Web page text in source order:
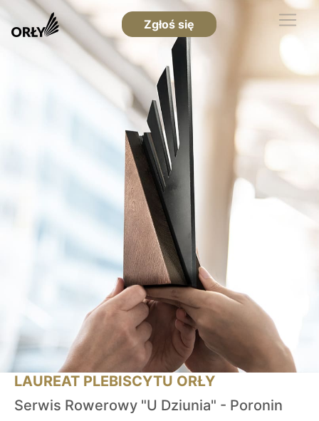
Zgłoś się
LAUREAT PLEBISCYTU ORŁY
Serwis Rowerowy "U Dziunia" - Poronin